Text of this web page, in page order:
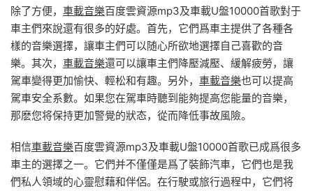
除了方便， 車載音樂百度雲資源mp3及車載U盤10000首歌對于
車主們來說還有很多的好處。首先，它們爲車主提供了各種各
樣的音樂選擇，讓車主們可以随心所欲地選擇自己喜歡的音
樂。其次， 車載音樂還可以讓車主們降壓減壓、緩解疲勞，讓
駕車變得更加愉快、輕松和有趣。另外， 車載音樂也可以提高
駕車安全系數。如果您在駕車時聽到能夠提高您能量的音樂，
那麽您将保持更加警覺的狀态，從而降低事故風險。
相信車載音樂百度雲資源mp3及車載U盤10000首歌已成爲很多
車主的選擇之一。它們并不僅僅是爲了裝飾汽車，它們也是我
們私人領域的心靈慰藉和伴侶。在行駛或旅行過程中，它們将